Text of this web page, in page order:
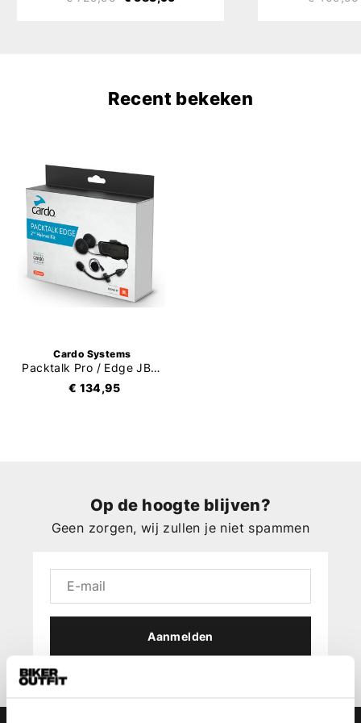
Recent bekeken
Cardo Systems
Packtalk Pro / Edge JBL 2nd Helmet Kit
€ 134,95
Op de hoogte blijven?
Geen zorgen, wij zullen je niet spammen
Aanmelden